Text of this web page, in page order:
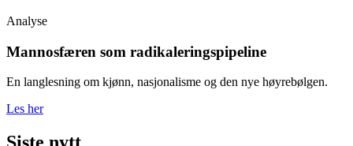
Analyse
Mannosfæren som radikaleringspipeline
En langlesning om kjønn, nasjonalisme og den nye høyrebølgen.
Les her